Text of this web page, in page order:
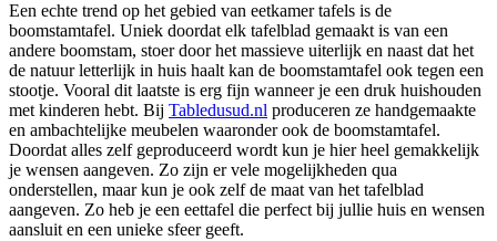
Een echte trend op het gebied van eetkamer tafels is de
boomstamtafel. Uniek doordat elk tafelblad gemaakt is van een
andere boomstam, stoer door het massieve uiterlijk en naast dat het
de natuur letterlijk in huis haalt kan de boomstamtafel ook tegen een
stootje. Vooral dit laatste is erg fijn wanneer je een druk huishouden
met kinderen hebt. Bij Tabledusud.nl produceren ze handgemaakte
en ambachtelijke meubelen waaronder ook de boomstamtafel.
Doordat alles zelf geproduceerd wordt kun je hier heel gemakkelijk
je wensen aangeven. Zo zijn er vele mogelijkheden qua
onderstellen, maar kun je ook zelf de maat van het tafelblad
aangeven. Zo heb je een eettafel die perfect bij jullie huis en wensen
aansluit en een unieke sfeer geeft.